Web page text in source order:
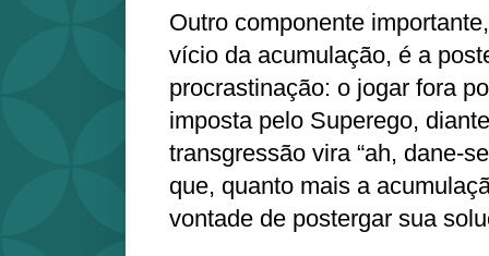
Outro componente
vício da acumulação, é a
procrastinação: o jogar fora
imposta pelo Superego,
transgressão vira “ah, dane-
que, quanto mais a
vontade de postergar sua